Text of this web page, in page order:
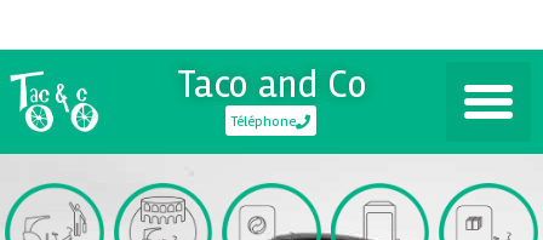
Taco and Co
Téléphone